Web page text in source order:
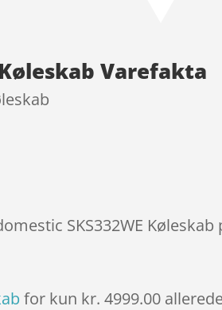
Varefakta
SKS332WE
for kun kr. 4999.00